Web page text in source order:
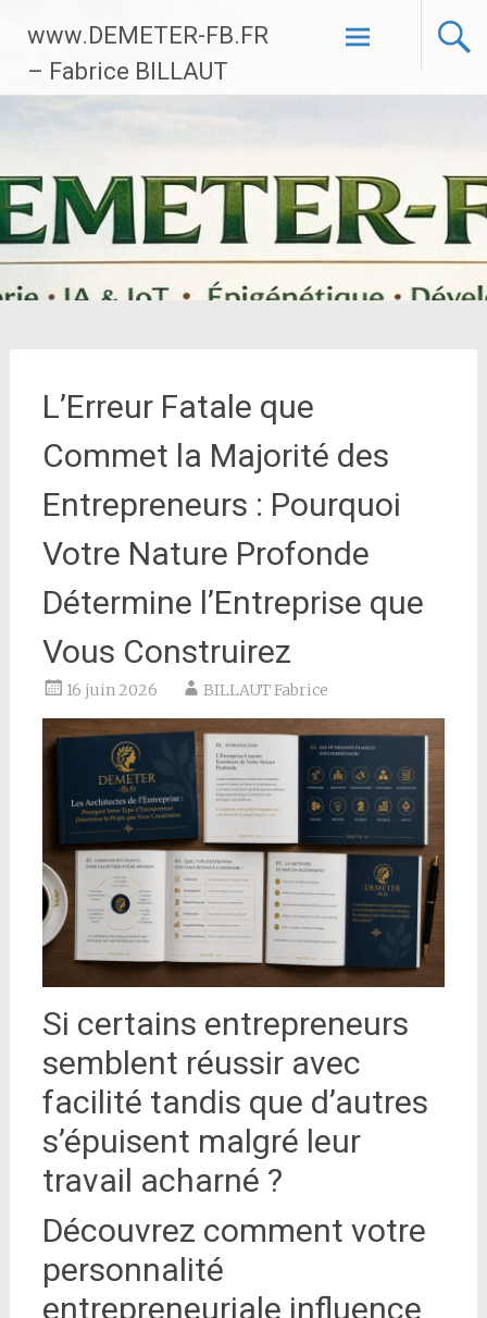
contenu
principal
www.DEMETER-FB.FR
– Fabrice BILLAUT
L’Erreur Fatale que
Commet la Majorité des
Entrepreneurs : Pourquoi
Votre Nature Profonde
Détermine l’Entreprise que
Vous Construirez
16 juin 2026 BILLAUT Fabrice
Si certains entrepreneurs
semblent réussir avec
facilité tandis que d’autres
s’épuisent malgré leur
travail acharné ?
Découvrez comment votre
personnalité
entrepreneuriale influence